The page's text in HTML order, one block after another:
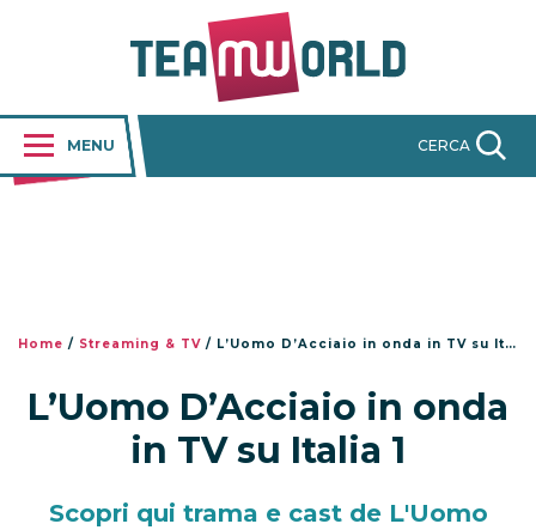
MENU CERCA
Home / Streaming & TV / L’Uomo D’Acciaio in onda in TV su Italia 1
L’Uomo D’Acciaio in onda
in TV su Italia 1
Scopri qui trama e cast de L'Uomo